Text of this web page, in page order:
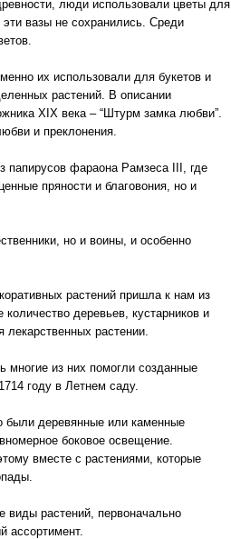
люди использовали цветы для
вазы не сохранились. Среди
их использовали для букетов и
растений. В описании
XIX века – “Штурм замка любви”.
и преклонения.
папирусов фараона Рамзеса III, где
пряности и благовония, но и
но и воины, и особенно
растений пришла к нам из
деревьев, кустарников и
растении.
многие из них помогли созданные
году в Летнем саду.
были деревянные или каменные
боковое освещение.
вместе с растениями, которые
виды растений, первоначально
ассортимент.